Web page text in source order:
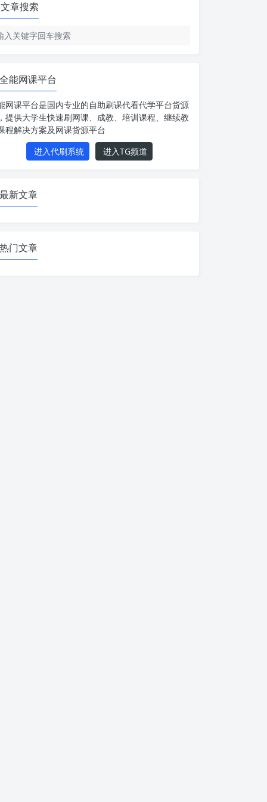
文章搜索
全能网课平台
网课平台是国内专业的自助刷课代看代学平台货源
提供大学生快速刷网课、成教、培训课程、继续教
程解决方案及网课货源平台
进入代刷系统
进入TG频道
最新文章
热门文章